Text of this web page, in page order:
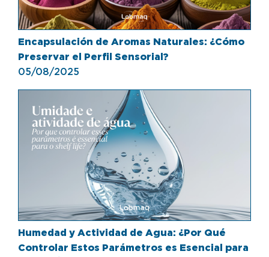
Encapsulación de Aromas Naturales: ¿Cómo
Preservar el Perfil Sensorial?
05/08/2025
Humedad y Actividad de Agua: ¿Por Qué
Controlar Estos Parámetros es Esencial para